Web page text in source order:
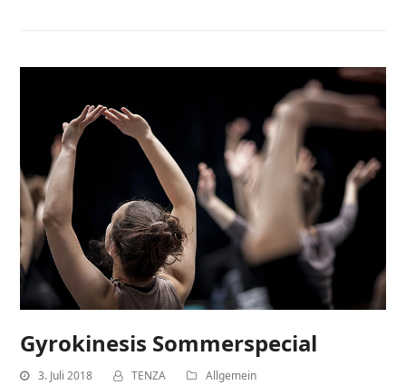
Gyrokinesis Sommerspecial
3. Juli 2018 TENZA Allgemein